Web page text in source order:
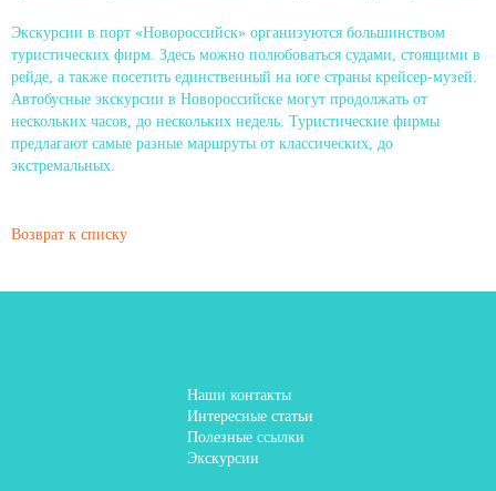
Экскурсии в порт «Новороссийск» организуются большинством
туристических фирм. Здесь можно полюбоваться судами, стоящими в
рейде, а также посетить единственный на юге страны крейсер-музей.
Автобусные экскурсии в Новороссийске могут продолжать от
нескольких часов, до нескольких недель. Туристические фирмы
предлагают самые разные маршруты от классических, до
экстремальных.
Возврат к списку
Наши контакты
Интересные статьи
Полезные ссылки
Экскурсии